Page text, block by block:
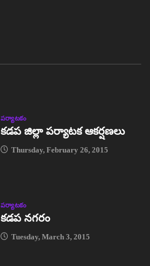
పర్యాటకం
కడప జిల్లా పర్యాటక ఆకర్షణలు
Thursday, February 26, 2015
పర్యాటకం
కడప నగరం
Tuesday, March 3, 2015